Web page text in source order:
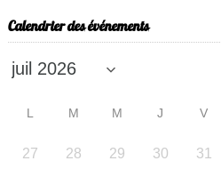
Calendrier des événements
L M M J V
27 28 29 30 31